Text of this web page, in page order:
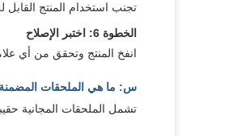
تجنب استخدام المنتج
الخطوة 6: اختبر الإصلاح
انفخ المنتج وتحقق من أي
س: ما هي الملحقات
تشمل الملحقات المجانية